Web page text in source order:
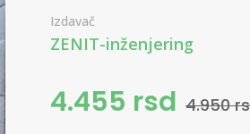
Izdavač
ZENIT-inženjering
4.455 rsd 4.950